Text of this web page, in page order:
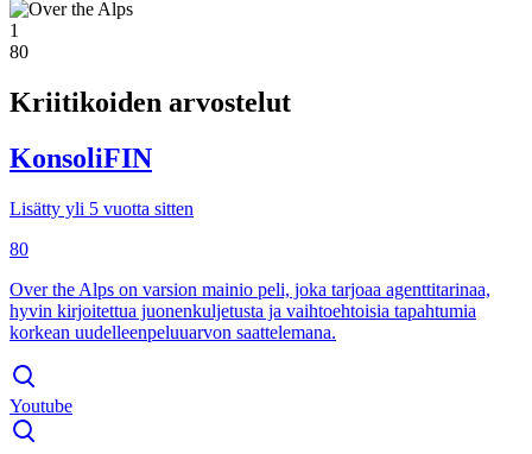
1
80
Kriitikoiden arvostelut
KonsoliFIN
Lisätty yli 5 vuotta sitten
80
Over the Alps on varsion mainio peli, joka tarjoaa agenttitarinaa,
hyvin kirjoitettua juonenkuljetusta ja vaihtoehtoisia tapahtumia
korkean uudelleenpeluuarvon saattelemana.
Youtube